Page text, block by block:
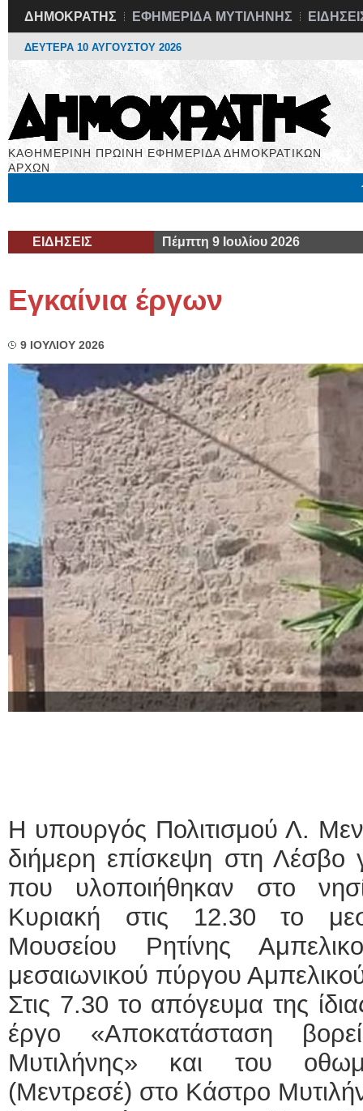
ΔΗΜΟΚΡΑΤΗΣ ΕΦΗΜΕΡΙΔΑ ΜΥΤΙΛΗΝΗΣ
ΔΕΥΤΕΡΑ 10 ΑΥΓΟΥΣΤΟΥ 2026
ΚΑΘΗΜΕΡΙΝΗ ΠΡΩΙΝΗ ΕΦΗΜΕΡΙΔΑ ΔΗΜΟΚΡΑΤΙΚΩΝ
ΑΡΧΩΝ
ΕΙΔΗΣΕΙΣ Πέμπτη 9 Ιουλίου 2026
Εγκαίνια έργων
9 ΙΟΥΛΙΟΥ 2026
Η υπουργός Πολιτισμού Λ.
διήμερη επίσκεψη στη Λέσβο
που υλοποιήθηκαν στο
Κυριακή στις 12.30 το
Μουσείου Ρητίνης
μεσαιωνικού πύργου
Στις 7.30 το απόγευμα της
έργο «Αποκατάσταση
Μυτιλήνης» και του
(Μεντρεσέ) στο Κάστρο